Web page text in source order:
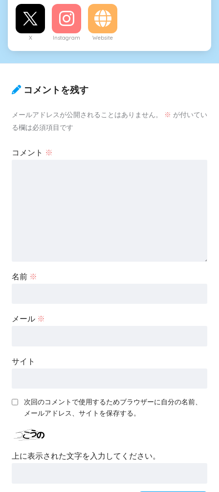
X Instagram Website
コメントを残す
メールアドレスが公開されることはありません。 ※ が付いてい
る欄は必須項目です
コメント ※
名前 ※
メール ※
サイト
次回のコメントで使用するためブラウザーに自分の名前、
メールアドレス、サイトを保存する。
上に表示された文字を入力してください。